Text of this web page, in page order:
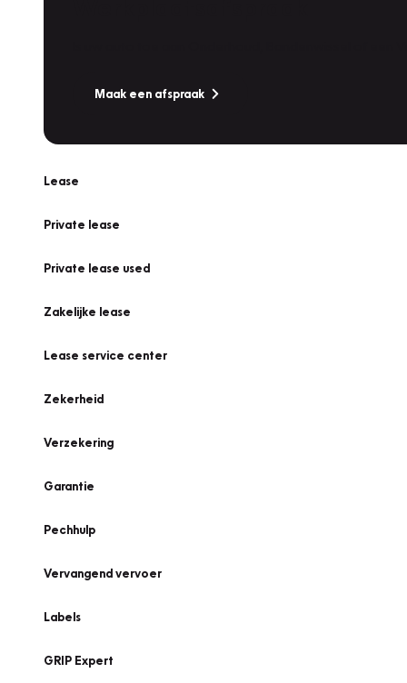
Maak een afspraak
Lease
Private lease
Private lease used
Zakelijke lease
Lease service center
Zekerheid
Verzekering
Garantie
Pechhulp
Vervangend vervoer
Labels
GRIP Expert